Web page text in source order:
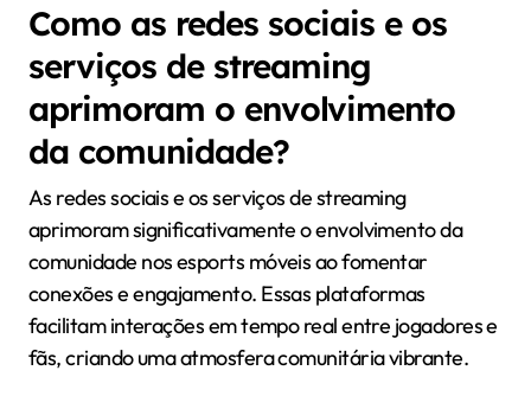
Como as redes sociais e os
serviços de streaming
aprimoram o envolvimento
da comunidade?
As redes sociais e os serviços de streaming
aprimoram significativamente o envolvimento da
comunidade nos esports móveis ao fomentar
conexões e engajamento. Essas plataformas
facilitam interações em tempo real entre jogadores e
fãs, criando uma atmosfera comunitária vibrante.